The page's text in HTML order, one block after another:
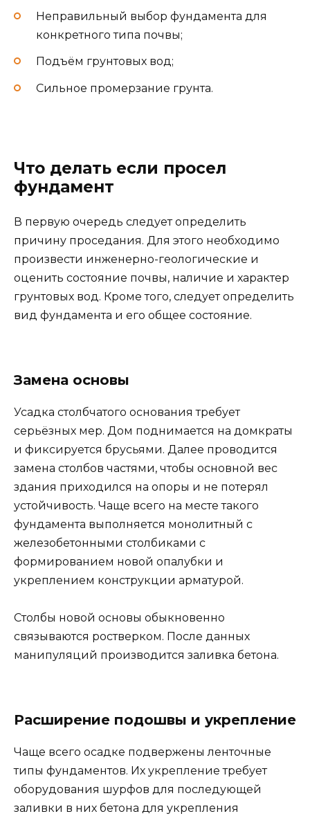
Неправильный выбор фундамента для
конкретного типа почвы;
Подъём грунтовых вод;
Сильное промерзание грунта.
Что делать если просел
фундамент
В первую очередь следует определить
причину проседания. Для этого необходимо
произвести инженерно-геологические и
оценить состояние почвы, наличие и характер
грунтовых вод. Кроме того, следует определить
вид фундамента и его общее состояние.
Замена основы
Усадка столбчатого основания требует
серьёзных мер. Дом поднимается на домкраты
и фиксируется брусьями. Далее проводится
замена столбов частями, чтобы основной вес
здания приходился на опоры и не потерял
устойчивость. Чаще всего на месте такого
фундамента выполняется монолитный с
железобетонными столбиками с
формированием новой опалубки и
укреплением конструкции арматурой.
Столбы новой основы обыкновенно
связываются ростверком. После данных
манипуляций производится заливка бетона.
Расширение подошвы и укрепление
Чаще всего осадке подвержены ленточные
типы фундаментов. Их укрепление требует
оборудования шурфов для последующей
заливки в них бетона для укрепления